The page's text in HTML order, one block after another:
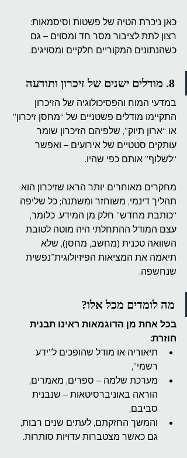
כאן ניכרת הטיה של פשטות וסיסמאות:
רצון לתת לציבור מסר חד ומסוים – גם
כשהנתונים המקוריים חלקיים ומסויגים.
8. מודלים ישנים של זיכרון ותודעה
במדעי המוח והפסיכולוגיה של הזיכרון
התקיימו מודלים פשטניים של “מחסן זיכרון”
או “ארון תיוק”, שלפיהם הזיכרון שומר
עותקים סטטיים של אירועים – ואפשר
“לשלוף” אותם כפי שהיו.
מחקרים מאוחרים יותר הראו שזיכרון הוא
תהליך דינמי, משוחזר ומשתנה; כל שליפה
“כותבת מחדש” חלק מן המידע. כלומר,
עצם המודל ההתחלתי היה מוטה לטובת
השוואה טכנית (מחשב, מחסן), שלא
תיאמה את המציאות הפיזיולוגית־נפשית
שנחשפה.
מה לומדים מכל אלו?
בכל אחת מן הדוגמאות ראינו תבנית
חוזרת:
תיאוריה או מודל שהופכים ל”ידע
רשמי”,
מערכת שלמה – ספרים, מאמרים,
הוראה באוניברסיטאות – שנבנית
סביבם,
והמשך החזקתם, לעתים שנים רבות,
גם כאשר מצטברות עדויות סותרות.